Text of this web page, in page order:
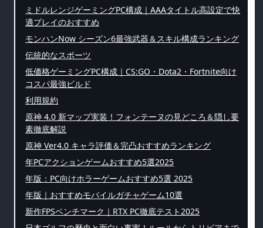
ミドルレンジゲーミングPC構成｜AAAタイトル高設定で快
適プレイのおすすめ
モンハンNow シーズン6最強武器＆スキル構成ランキング
伝統的なスポーツ
低価格ゲーミングPC構成｜CS:GO・Dota2・Fortnite向け
コスパ最強ビルド
利用規約
原神 4.0 新マップ実装！フォンテーヌの見どころ＆隠し要
素徹底解説
原神 Ver4.0 キャラ評価＆完凸おすすめランキング
年PCアクションゲームおすすめ5選2025
年版：PC向けホラーゲームおすすめ5選 2025
年版｜おすすめモバイルガチャゲーム10選
新作FPSベンチマーク｜RTX PC徹底テスト2025